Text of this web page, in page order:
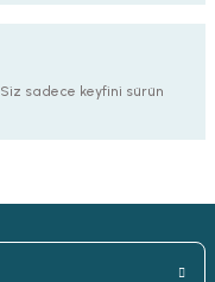
Siz sadece keyfini sürün